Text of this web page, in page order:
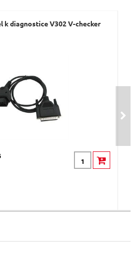
k diagnostice V302 V-checker
GETI GM50D